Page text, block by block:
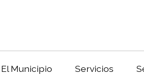
El Municipio Servicios